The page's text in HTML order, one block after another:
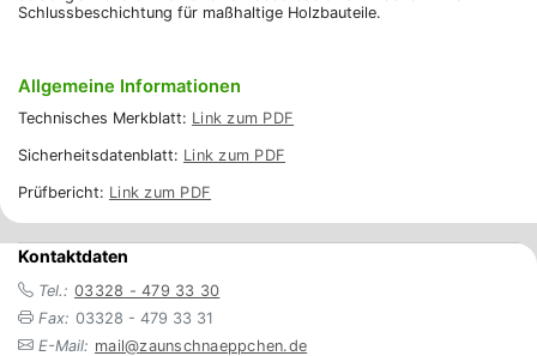
Schlussbeschichtung für maßhaltige Holzbauteile.
Allgemeine Informationen
Technisches Merkblatt: Link zum PDF
Sicherheitsdatenblatt: Link zum PDF
Prüfbericht: Link zum PDF
Kontaktdaten
Tel.: 03328 - 479 33 30
Fax: 03328 - 479 33 31
E-Mail: mail@zaunschnaeppchen.de